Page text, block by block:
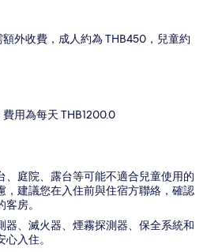
額外收費，成人約為 THB450，兒童約
費用為每天 THB1200.0
、庭院、露台等可能不適合兒童使用的
，建議您在入住前與住宿方聯絡，確認
房。
器、滅火器、煙霧探測器、保全系統和
入住。